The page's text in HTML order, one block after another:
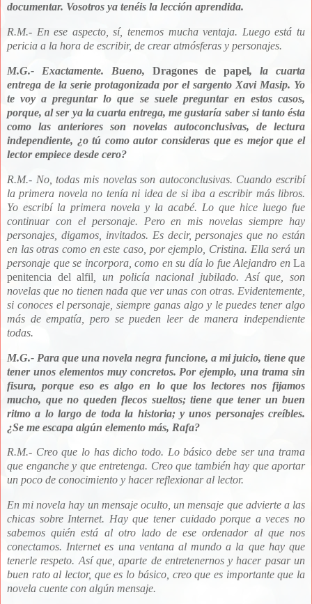
documentar. Vosotros ya tenéis la lección aprendida.
R.M.- En ese aspecto, sí, tenemos mucha ventaja. Luego está tu
pericia a la hora de escribir, de crear atmósferas y personajes.
M.G.- Exactamente. Bueno, Dragones de papel, la cuarta
entrega de la serie protagonizada por el sargento Xavi Masip. Yo
te voy a preguntar lo que se suele preguntar en estos casos,
porque, al ser ya la cuarta entrega, me gustaría saber si tanto ésta
como las anteriores son novelas autoconclusivas, de lectura
independiente, ¿o tú como autor consideras que es mejor que el
lector empiece desde cero?
R.M.- No, todas mis novelas son autoconclusivas. Cuando escribí
la primera novela no tenía ni idea de si iba a escribir más libros.
Yo escribí la primera novela y la acabé. Lo que hice luego fue
continuar con el personaje. Pero en mis novelas siempre hay
personajes, digamos, invitados. Es decir, personajes que no están
en las otras como en este caso, por ejemplo, Cristina. Ella será un
personaje que se incorpora, como en su día lo fue Alejandro en La
penitencia del alfil , un policía nacional jubilado. Así que, son
novelas que no tienen nada que ver unas con otras. Evidentemente,
si conoces el personaje, siempre ganas algo y le puedes tener algo
más de empatía, pero se pueden leer de manera independiente
todas.
M.G.- Para que una novela negra funcione, a mi juicio, tiene que
tener unos elementos muy concretos. Por ejemplo, una trama sin
fisura, porque eso es algo en lo que los lectores nos fijamos
mucho, que no queden flecos sueltos; tiene que tener un buen
ritmo a lo largo de toda la historia; y unos personajes creíbles.
¿Se me escapa algún elemento más, Rafa?
R.M.- Creo que lo has dicho todo. Lo básico debe ser una trama
que enganche y que entretenga. Creo que también hay que aportar
un poco de conocimiento y hacer reflexionar al lector.
En mi novela hay un mensaje oculto, un mensaje que advierte a las
chicas sobre Internet. Hay que tener cuidado porque a veces no
sabemos quién está al otro lado de ese ordenador al que nos
conectamos. Internetes una ventana al mundo a la que hay que
tenerle respeto. Así que, aparte de entretenernos y hacer pasar un
buen rato al lector, que es lo básico, creo que es importante que la
novela cuente con algún mensaje.